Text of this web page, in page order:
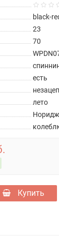
black-
23
70
есть
лето
Норидж
Купить